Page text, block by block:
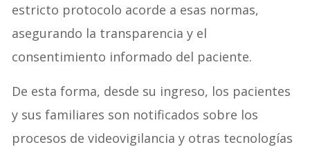
estricto protocolo acorde a esas normas,
asegurando la transparencia y el
consentimiento informado del paciente.
De esta forma, desde su ingreso, los pacientes
y sus familiares son notificados sobre los
procesos de videovigilancia y otras tecnologías